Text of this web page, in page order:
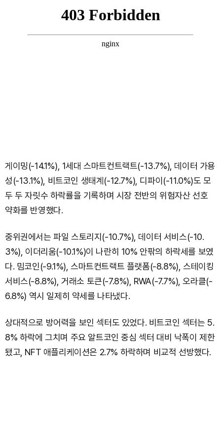
게이밍(-14.1%), 1세대 스마트컨트랙트(-13.7%), 데이터 가용
성(-13.1%), 비트코인 생태계(-12.7%), 디파이(-11.0%)도 모
두 두 자릿수 하락률을 기록하며 시장 전반의 위험자산 선호
약화를 반영했다.
중위권에서는 파일 스토리지(-10.7%), 데이터 서비스(-10.
3%), 이더리움(-10.1%)이 나란히 10% 안팎의 하락세를 보였
다. 밈코인(-9.1%), 스마트컨트랙트 플랫폼(-8.8%), 스테이킹
서비스(-8.8%), 거래소 토큰(-7.8%), RWA(-7.7%), 오라클(-
6.8%) 역시 일제히 약세를 나타냈다.
상대적으로 방어력을 보인 섹터도 있었다. 비트코인 섹터는 5.
8% 하락에 그치며 주요 알트코인 중심 섹터 대비 낙폭이 제한
됐고, NFT 애플리케이션은 2.7% 하락하며 비교적 선방했다.